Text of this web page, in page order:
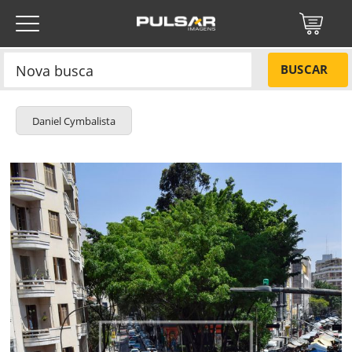
BUSCAR
Daniel Cymbalista
Título do projeto
Códigos
ENVIAR
NÃO
SIM
Título do projeto
Tamanho PR$ 57,00
Tamanho MR$ 114,00
Tamanho GR$ 171,00